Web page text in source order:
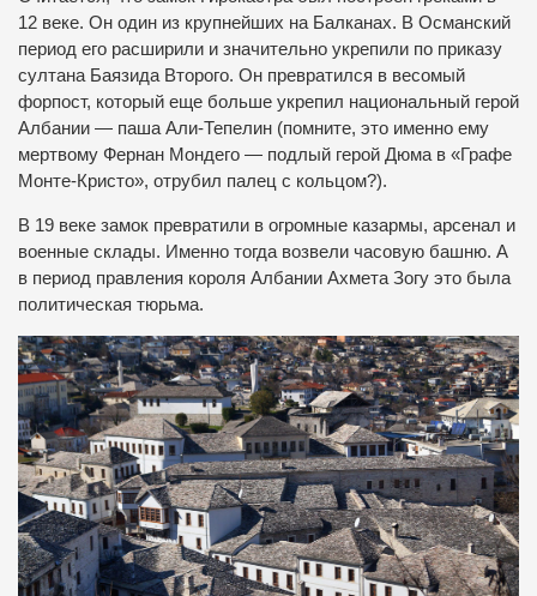
12 веке. Он один из крупнейших на Балканах. В Османский
период его расширили и значительно укрепили по приказу
султана Баязида Второго. Он превратился в весомый
форпост, который еще больше укрепил национальный герой
Албании — паша Али-Тепелин (помните, это именно ему
мертвому Фернан Мондего — подлый герой Дюма в «Графе
Монте-Кристо», отрубил палец с кольцом?).
В 19 веке замок превратили в огромные казармы, арсенал и
военные склады. Именно тогда возвели часовую башню. А
в период правления короля Албании Ахмета Зогу это была
политическая тюрьма.